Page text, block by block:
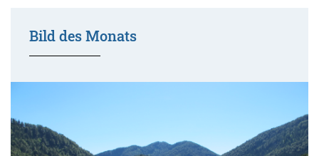
Bild des Monats